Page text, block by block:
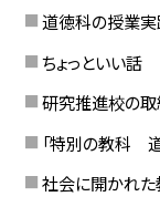
道徳科の授業実
ちょっといい話
研究推進校の
「特別の教科
社会に開かれた